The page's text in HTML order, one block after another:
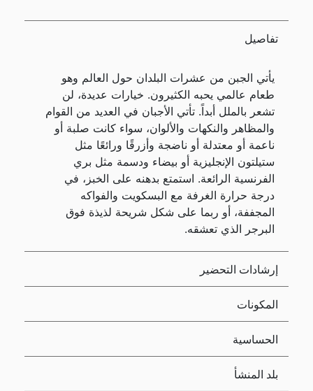
تفاصيل
يأتي الجبن من عشرات البلدان حول العالم وهو
طعام عالمي يحبه الكثيرون. خيارات عديدة، لن
تشعر بالملل أبداً. تأتي الأجبان في العديد من القوام
والمظاهر والنكهات والألوان، سواء كانت صلبة أو
ناعمة أو معتدلة أو ناضجة وأزرقًا ورائعًا مثل
ستيلتون الإنجليزية أو بيضاء ودسمة مثل بري
الفرنسية الرائعة. استمتع بدهنه على الخبز، في
درجة حرارة الغرفة مع البسكويت والفواكه
المجففة، أو ربما على شكل شريحة لذيذة فوق
البرجر الذي تعشقه.
إرشادات التحضير
المكونات
الحساسية
بلد المنشأ